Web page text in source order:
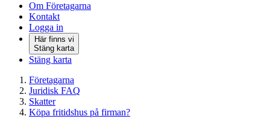
Om Företagarna
Kontakt
Logga in
Här finns vi
Stäng karta
Stäng karta
Företagarna
Juridisk FAQ
Skatter
Köpa fritidshus på firman?